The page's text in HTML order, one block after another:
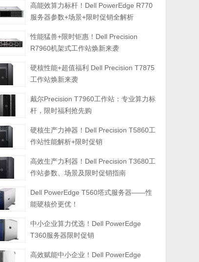
高能效算力标杆！Dell PowerEdge R770
服务器参数+场景+限时促销全解析
性能猛兽+限时钜惠！Dell Precision
R7960机架式工作站焕新来袭
硬核性能+超值福利 Dell Precision T7875
工作站焕新来袭
戴尔Precision T7960工作站：专业算力标
杆，限时福利抢先购
硬核生产力神器！Dell Precision T5860工
作站性能解析+限时促销
高效生产力利器！Dell Precision T3680工
作站参数、场景及限时促销指南
Dell PowerEdge T560塔式服务器——性
能硬核价更优！
中小企业算力优选！Dell PowerEdge
T360服务器限时促销
高效赋能中小企业！Dell PowerEdge